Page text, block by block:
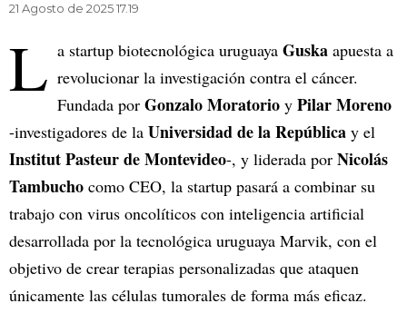
21 Agosto de 2025 17.19
L a startup biotecnológica uruguaya Guska apuesta a
revolucionar la investigación contra el cáncer.
Fundada por Gonzalo Moratorio y Pilar Moreno
-investigadores de la Universidad de la República y el
Institut Pasteur de Montevideo-, y liderada por Nicolás
Tambucho como CEO, la startup pasará a combinar su
trabajo con virus oncolíticos con inteligencia artificial
desarrollada por la tecnológica uruguaya Marvik, con el
objetivo de crear terapias personalizadas que ataquen
únicamente las células tumorales de forma más eficaz.